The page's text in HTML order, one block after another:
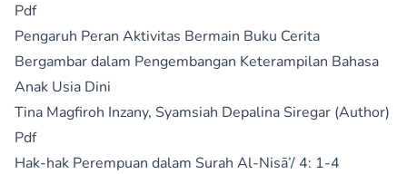
Pdf
Pengaruh Peran Aktivitas Bermain Buku Cerita
Bergambar dalam Pengembangan Keterampilan Bahasa
Anak Usia Dini
Tina Magfiroh Inzany, Syamsiah Depalina Siregar (Author)
Pdf
Hak-hak Perempuan dalam Surah Al-Nisā’/ 4: 1-4